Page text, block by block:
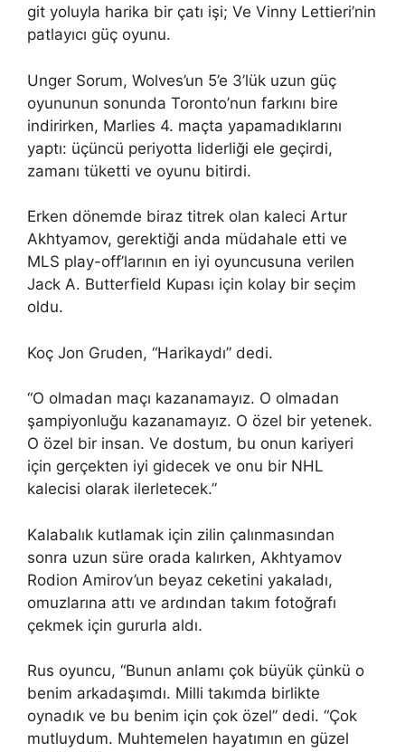
git yoluyla harika bir çatı işi; Ve Vinny Lettieri’nin
patlayıcı güç oyunu.
Unger Sorum, Wolves’un 5’e 3’lük uzun güç
oyununun sonunda Toronto’nun farkını bire
indirirken, Marlies 4. maçta yapamadıklarını
yaptı: üçüncü periyotta liderliği ele geçirdi,
zamanı tüketti ve oyunu bitirdi.
Erken dönemde biraz titrek olan kaleci Artur
Akhtyamov, gerektiği anda müdahale etti ve
MLS play-off’larının en iyi oyuncusuna verilen
Jack A. Butterfield Kupası için kolay bir seçim
oldu.
Koç Jon Gruden, “Harikaydı” dedi.
“O olmadan maçı kazanamayız. O olmadan
şampiyonluğu kazanamayız. O özel bir yetenek.
O özel bir insan. Ve dostum, bu onun kariyeri
için gerçekten iyi gidecek ve onu bir NHL
kalecisi olarak ilerletecek.”
Kalabalık kutlamak için zilin çalınmasından
sonra uzun süre orada kalırken, Akhtyamov
Rodion Amirov’un beyaz ceketini yakaladı,
omuzlarına attı ve ardından takım fotoğrafı
çekmek için gururla aldı.
Rus oyuncu, “Bunun anlamı çok büyük çünkü o
benim arkadaşımdı. Milli takımda birlikte
oynadık ve bu benim için çok özel” dedi. “Çok
mutluydum. Muhtemelen hayatımın en güzel